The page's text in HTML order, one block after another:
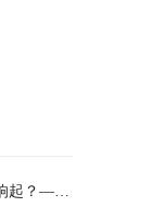
千年弦歌，如何在中小学校园重新响起？——湖南首届中小学书院制建设研讨会观察